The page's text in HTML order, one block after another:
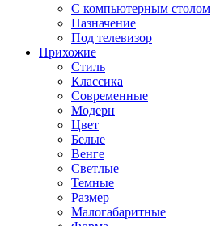
С компьютерным столом
Назначение
Под телевизор
Прихожие
Стиль
Классика
Современные
Модерн
Цвет
Белые
Венге
Светлые
Темные
Размер
Малогабаритные